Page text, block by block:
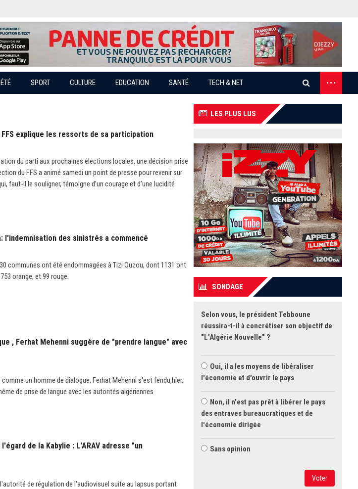
SPORT CULTURE EDUCATION SANTÉ TECH & NET ...
explique les ressorts de sa participation
du parti aux prochaines élections locales, une décision prise
du FFS a animé samedi un point de presse pour revenir sur
faut-il le souligner, témoigne d’un courage et d’une lucidité
l'indemnisation des sinistrés a commencé
communes ont été endommagées à Tizi Ouzou, dont 1131 ont
orange, et 99 rouge.
, Ferhat Mehenni suggère de "prendre langue" avec
un homme de dialogue, Ferhat Mehenni s'est fendu,hier,
de prise de langue avec les autorités algériennes
de la Kabylie : L'ARAV adresse "un
de régulation de l'audiovisuel suite au lapsus portant
LES PLUS LUS
SONDAGE
Selon vous, le président Tebboune
réussira-t-il à concrétiser son objectif de
"L'Algérie Nouvelle" ?
Oui, il a les moyens de libéraliser
l'économie et d'ouvrir le pays
Non, il n'est pas prêt à libérer le pays
des entraves bureaucratiques et de
l'économie dirigée
Sans opinion
Voter